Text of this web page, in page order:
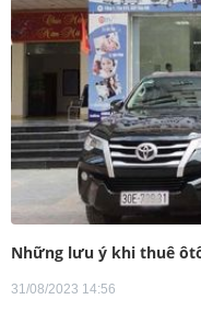
Những lưu ý khi thuê
31/08/2023 14:56